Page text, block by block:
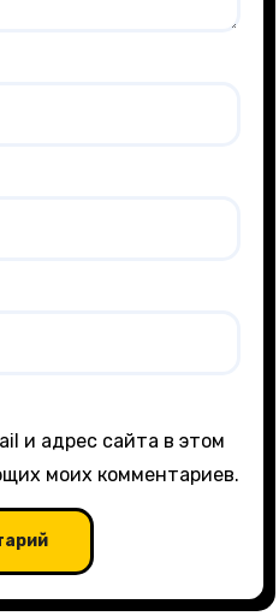
и адрес сайта в этом
моих комментариев.